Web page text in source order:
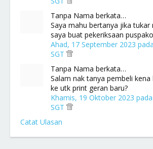
Tanpa Nama berkata…
Saya mahu bertanya jika tukar
saya buat pekeriksaan
Ahad, 17 September 2023
SGT
Tanpa Nama berkata…
Salam nak tanya pembeli
ke utk print geran baru?
Khamis, 19 Oktober 2023 pada
SGT
Catat Ulasan